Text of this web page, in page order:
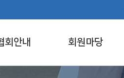
회안내 회원마당